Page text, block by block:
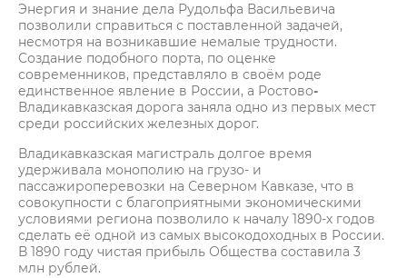
Энергия и знание дела Рудольфа Васильевича
позволили справиться с поставленной задачей,
несмотря на возникавшие немалые трудности.
Создание подобного порта, по оценке
современников, представляло в своём роде
единственное явление в России, а Ростово-
Владикавказская дорога заняла одно из первых мест
среди российских железных дорог.
Владикавказская магистраль долгое время
удерживала монополию на грузо- и
пассажироперевозки на Северном Кавказе, что в
совокупности с благоприятными экономическими
условиями региона позволило к началу 1890-х годов
сделать её одной из самых высокодоходных в России.
В 1890 году чистая прибыль Общества составила 3
млн рублей.